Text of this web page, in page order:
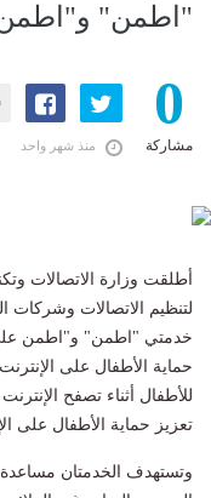
"اطمن" و"اطمن
0
مشاركة منذ شهر واحد
أطلقت وزارة الاتصالات
لتنظيم الاتصالات وشركات
خدمتي "اطمن" و"اطمن على
حماية الأطفال على
للأطفال أثناء تصفح
تعزيز حماية الأطفال على
وتستهدف الخدمتان